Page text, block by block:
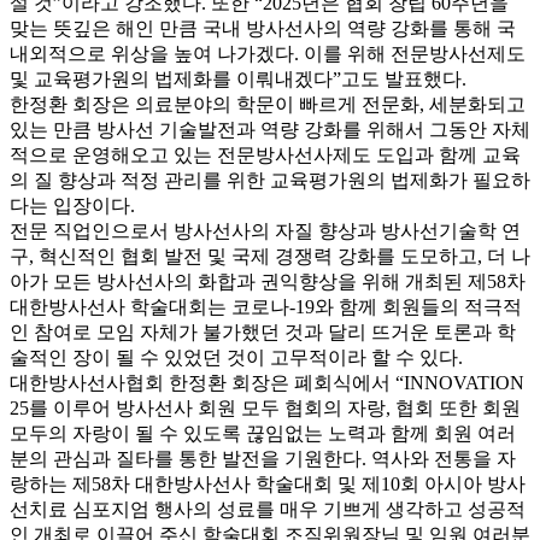
맞는 뜻깊은 해인 만큼 국내 방사선사의 역량 강화를 통해 국
내외적으로 위상을 높여 나가겠다. 이를 위해 전문방사선제도
및 교육평가원의 법제화를 이뤄내겠다”고도 발표했다.
한정환 회장은 의료분야의 학문이 빠르게 전문화, 세분화되고
있는 만큼 방사선 기술발전과 역량 강화를 위해서 그동안 자체
적으로 운영해오고 있는 전문방사선사제도 도입과 함께 교육
의 질 향상과 적정 관리를 위한 교육평가원의 법제화가 필요하
다는 입장이다.
전문 직업인으로서 방사선사의 자질 향상과 방사선기술학 연
구, 혁신적인 협회 발전 및 국제 경쟁력 강화를 도모하고, 더 나
아가 모든 방사선사의 화합과 권익향상을 위해 개최된 제58차
대한방사선사 학술대회는 코로나-19와 함께 회원들의 적극적
인 참여로 모임 자체가 불가했던 것과 달리 뜨거운 토론과 학
술적인 장이 될 수 있었던 것이 고무적이라 할 수 있다.
대한방사선사협회 한정환 회장은 폐회식에서 “INNOVATION
25를 이루어 방사선사 회원 모두 협회의 자랑, 협회 또한 회원
모두의 자랑이 될 수 있도록 끊임없는 노력과 함께 회원 여러
분의 관심과 질타를 통한 발전을 기원한다. 역사와 전통을 자
랑하는 제58차 대한방사선사 학술대회 및 제10회 아시아 방사
선치료 심포지엄 행사의 성료를 매우 기쁘게 생각하고 성공적
인 개최로 이끌어 주신 학술대회 조직위원장님 및 임원 여러분